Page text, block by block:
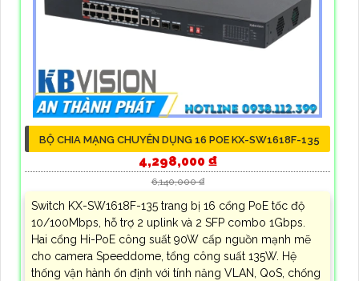
BỘ CHIA MẠNG CHUYÊN DỤNG 16 POE KX-SW1618F-135
4,298,000 ₫
6,140,000 ₫
Switch KX-SW1618F-135 trang bị 16 cổng PoE tốc độ
10/100Mbps, hỗ trợ 2 uplink và 2 SFP combo 1Gbps.
Hai cổng Hi-PoE công suất 90W cấp nguồn mạnh mẽ
cho camera Speeddome, tổng công suất 135W. Hệ
thống vận hành ổn định với tính năng VLAN, QoS, chống